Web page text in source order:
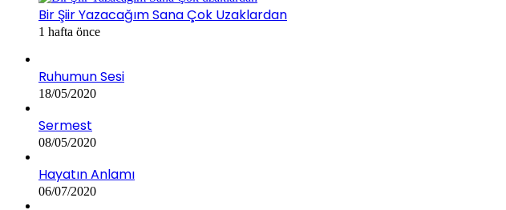
Bir Şiir Yazacağım Sana Çok Uzaklardan
1 hafta önce
Ruhumun Sesi
18/05/2020
Sermest
08/05/2020
Hayatın Anlamı
06/07/2020